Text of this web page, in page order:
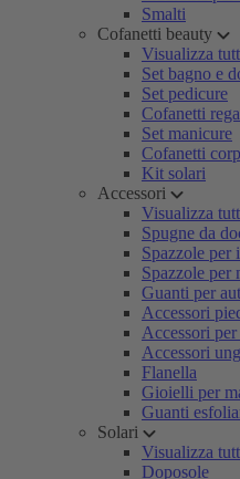
Smalti
Cofanetti beauty
Visualizza
Set bagno e
Set pedicure
Cofanetti
Set manicure
Cofanetti
Kit solari
Accessori
Visualizza
Spugne da
Spazzole per
Spazzole per
Guanti per
Accessori
Accessori
Accessori
Flanella
Gioielli per
Guanti
Solari
Visualizza
Doposole